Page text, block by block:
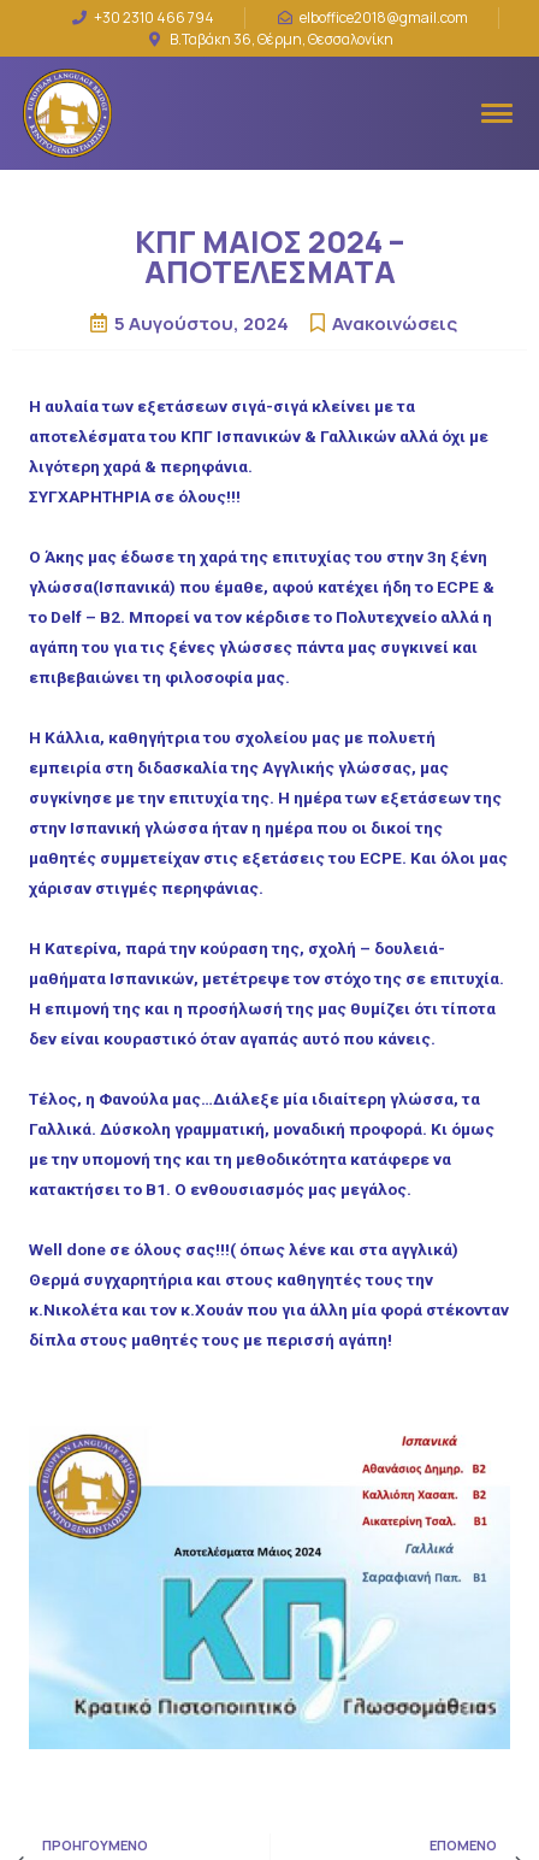
+30 2310 466 794
elboffice2018@gmail.com
Β.Ταβάκη 36, Θέρμη, Θεσσαλονίκη
ΚΠΓ ΜΑΙΟΣ 2024 –
ΑΠΟΤΕΛΕΣΜΑΤΑ
5 Αυγούστου, 2024 Ανακοινώσεις
Η αυλαία των εξετάσεων σιγά-σιγά κλείνει με τα
αποτελέσματα του ΚΠΓ Ισπανικών & Γαλλικών αλλά όχι με
λιγότερη χαρά & περηφάνια.
ΣΥΓΧΑΡΗΤΗΡΙΑ σε όλους!!!
Ο Άκης μας έδωσε τη χαρά της επιτυχίας του στην 3η ξένη
γλώσσα(Ισπανικά) που έμαθε, αφού κατέχει ήδη τo ECPE &
το Delf – B2. Μπορεί να τον κέρδισε το Πολυτεχνείο αλλά η
αγάπη του για τις ξένες γλώσσες πάντα μας συγκινεί και
επιβεβαιώνει τη φιλοσοφία μας.
H Κάλλια, καθηγήτρια του σχολείου μας με πολυετή
εμπειρία στη διδασκαλία της Αγγλικής γλώσσας, μας
συγκίνησε με την επιτυχία της. Η ημέρα των εξετάσεων της
στην Ισπανική γλώσσα ήταν η ημέρα που οι δικοί της
μαθητές συμμετείχαν στις εξετάσεις του ECPE. Και όλοι μας
χάρισαν στιγμές περηφάνιας.
Η Κατερίνα, παρά την κούραση της, σχολή – δουλειά-
μαθήματα Ισπανικών, μετέτρεψε τον στόχο της σε επιτυχία.
Η επιμονή της και η προσήλωσή της μας θυμίζει ότι τίποτα
δεν είναι κουραστικό όταν αγαπάς αυτό που κάνεις.
Τέλος, η Φανούλα μας…Διάλεξε μία ιδιαίτερη γλώσσα, τα
Γαλλικά. Δύσκολη γραμματική, μοναδική προφορά. Κι όμως
με την υπομονή της και τη μεθοδικότητα κατάφερε να
κατακτήσει το Β1. Ο ενθουσιασμός μας μεγάλος.
Well done σε όλους σας!!!( όπως λένε και στα αγγλικά)
Θερμά συγχαρητήρια και στους καθηγητές τους την
κ.Νικολέτα και τον κ.Χουάν που για άλλη μία φορά στέκονταν
δίπλα στους μαθητές τους με περισσή αγάπη!
ΠΡΟΗΓΟΥΜΕΝΟ ΕΠΟΜΕΝΟ